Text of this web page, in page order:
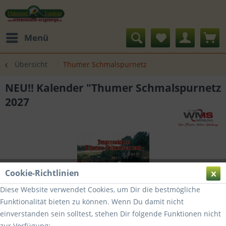
Menü
Übersicht Thumer Schmalspurnetz
NEU!! Kalender "Thumer Schmalspurnetz
2027
Cookie-Richtlinien
Diese Website verwendet Cookies, um Dir die bestmögliche
Funktionalität bieten zu können. Wenn Du damit nicht
einverstanden sein solltest, stehen Dir folgende Funktionen nicht